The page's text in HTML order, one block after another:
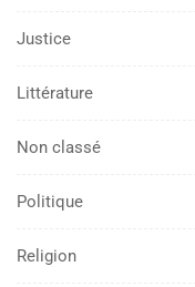
Justice
Littérature
Non classé
Politique
Religion